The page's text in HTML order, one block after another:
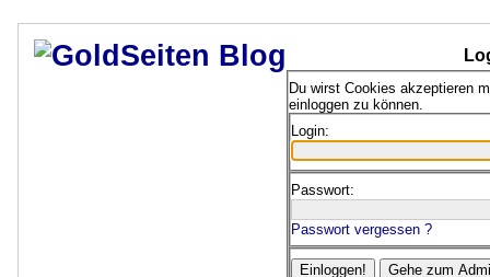
Du wirst Cookies akzeptieren
einloggen zu können.
Login:
Passwort:
Passwort vergessen ?